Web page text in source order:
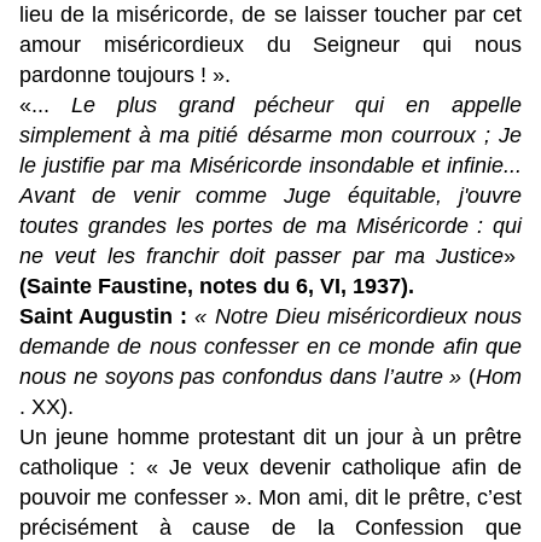
lieu de la miséricorde, de se laisser toucher par cet
amour miséricordieux du Seigneur qui nous
pardonne toujours ! ».
«... Le plus grand pécheur qui en appelle
simplement à ma pitié désarme mon courroux ; Je
le justifie par ma Miséricorde insondable et infinie...
Avant de venir comme Juge équitable, j'ouvre
toutes grandes les portes de ma Miséricorde : qui
ne veut les franchir doit passer par ma Justice»
(Sainte Faustine, notes du 6, VI, 1937).
Saint Augustin :« Notre Dieu miséricordieux nous
demande de nous confesser en ce monde afin que
nous ne soyons pas confondus dans l’autre » (Hom
. XX).
Un jeune homme protestant dit un jour à un prêtre
catholique : « Je veux devenir catholique afin de
pouvoir me confesser ». Mon ami, dit le prêtre, c’est
précisément à cause de la Confession que